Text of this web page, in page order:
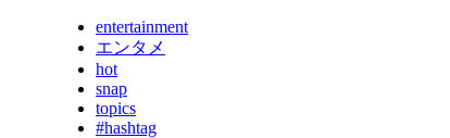
entertainment
エンタメ
hot
snap
topics
#hashtag